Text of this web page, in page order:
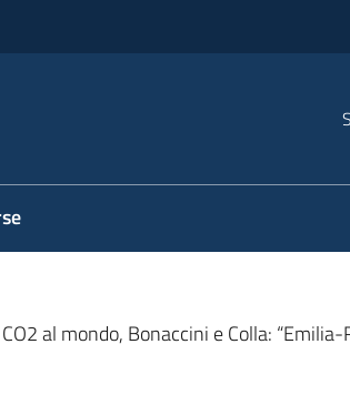
al mondo, Bonaccini e Colla: